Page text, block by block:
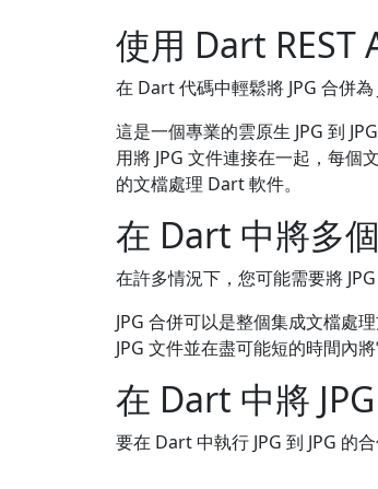
使用 Dart REST
在 Dart 代碼中輕鬆將 JPG 合併
這是一個專業的雲原生 JPG 到
用將 JPG 文件連接在一起，每個
的文檔處理 Dart 軟件。
在 Dart 中將多
在許多情況下，您可能需要將
JPG 合併可以是整個集成文檔處
JPG 文件並在盡可能短的時間內
在 Dart 中將
要在 Dart 中執行 JPG 到 JPG 的